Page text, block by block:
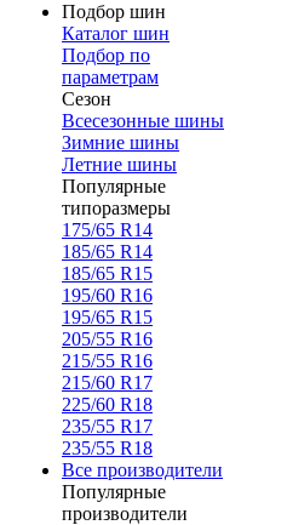
Подбор шин
Каталог шин
Подбор по
параметрам
Сезон
Всесезонные шины
Зимние шины
Летние шины
Популярные
типоразмеры
175/65 R14
185/65 R14
185/65 R15
195/60 R16
195/65 R15
205/55 R16
215/55 R16
215/60 R17
225/60 R18
235/55 R17
235/55 R18
Все производители
Популярные
производители